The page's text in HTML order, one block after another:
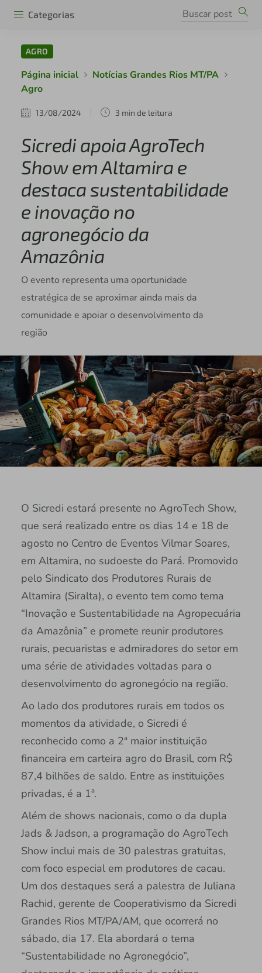
Categorias
AGRO
Página inicial
Notícias Grandes Rios MT/PA
Agro
13/08/2024 3 min de leitura
Sicredi apoia AgroTech
Show em Altamira e
destaca sustentabilidade
e inovação no
agronegócio da
Amazônia
O evento representa uma oportunidade
estratégica de se aproximar ainda mais da
comunidade e apoiar o desenvolvimento da
região
O Sicredi estará presente no AgroTech Show,
que será realizado entre os dias 14 e 18 de
agosto no Centro de Eventos Vilmar Soares,
em Altamira, no sudoeste do Pará. Promovido
pelo Sindicato dos Produtores Rurais de
Altamira (Siralta), o evento tem como tema
“Inovação e Sustentabilidade na Agropecuária
da Amazônia” e promete reunir produtores
rurais, pecuaristas e admiradores do setor em
uma série de atividades voltadas para o
desenvolvimento do agronegócio na região.
Ao lado dos produtores rurais em todos os
momentos da atividade, o Sicredi é
reconhecido como a 2ª maior instituição
financeira em carteira agro do Brasil, com R$
87,4 bilhões de saldo. Entre as instituições
privadas, é a 1ª.
Além de shows nacionais, como o da dupla
Jads & Jadson, a programação do AgroTech
Show inclui mais de 30 palestras gratuitas,
com foco especial em produtores de cacau.
Um dos destaques será a palestra de Juliana
Rachid, gerente de Cooperativismo da Sicredi
Grandes Rios MT/PA/AM, que ocorrerá no
sábado, dia 17. Ela abordará o tema
“Sustentabilidade no Agronegócio”,